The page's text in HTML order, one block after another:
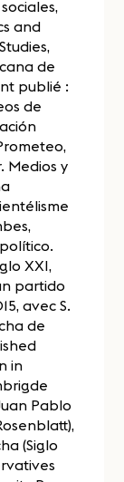
and
de
publié :
de
Medios y
XXI,
partido
avec S.
de
in
Pablo
(Siglo